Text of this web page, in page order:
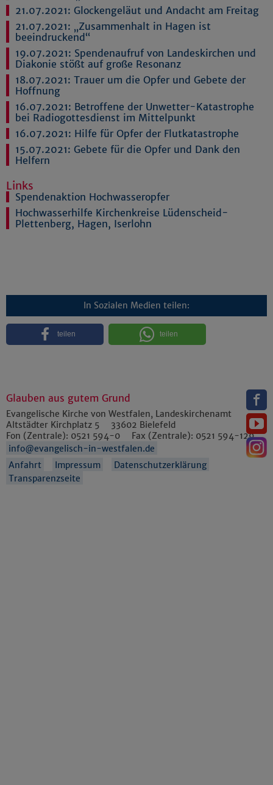
21.07.2021: Glockengeläut und Andacht am Freitag
21.07.2021: „Zusammenhalt in Hagen ist
beeindruckend“
19.07.2021: Spendenaufruf von Landeskirchen und
Diakonie stößt auf große Resonanz
18.07.2021: Trauer um die Opfer und Gebete der
Hoffnung
16.07.2021: Betroffene der Unwetter-Katastrophe
bei Radiogottesdienst im Mittelpunkt
16.07.2021: Hilfe für Opfer der Flutkatastrophe
15.07.2021: Gebete für die Opfer und Dank den
Helfern
Links
Spendenaktion Hochwasseropfer
Hochwasserhilfe Kirchenkreise Lüdenscheid-
Plettenberg, Hagen, Iserlohn
In Sozialen Medien teilen:
teilen teilen
Glauben aus gutem Grund
Evangelische Kirche von Westfalen, Landeskirchenamt
Altstädter Kirchplatz 5
33602 Bielefeld
Fon (Zentrale): 0521 594-0 Fax (Zentrale): 0521 594-129
info@evangelisch-in-westfalen.de
Anfahrt
Impressum
Datenschutzerklärung
Transparenzseite